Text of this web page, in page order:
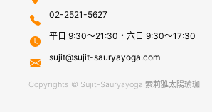
02-2521-5627
平日 9:30～21:30・六日 9:30～17:30
sujit@sujit-sauryayoga.com
Copyrights © Sujit-Sauryayoga 索莉雅太陽瑜珈